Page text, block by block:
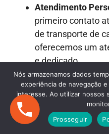
Atendimento
primeiro contato
de transporte de
oferecemos um
e dedicado.
Transparência
orçamentos são
transparentes,
surpresas
processo.
Nós armazenamos dados
experiência de navegação
interesse. Ao utilizar nossos
Prosseguir